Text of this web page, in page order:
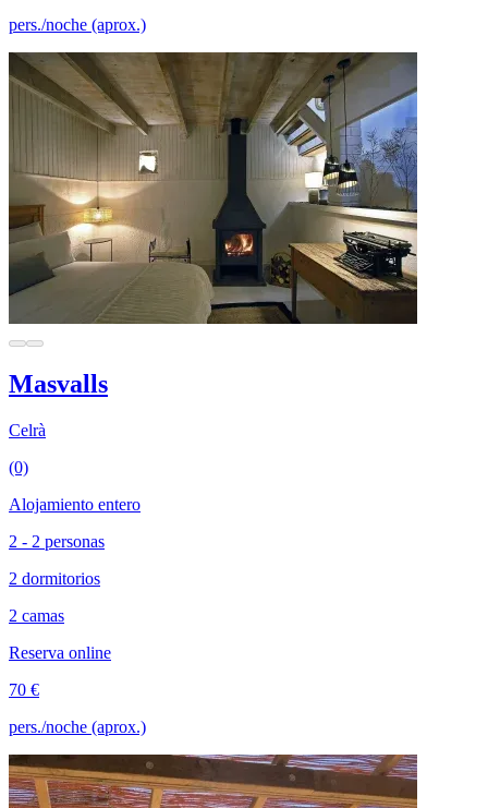
pers./noche (aprox.)
Masvalls
Celrà
(0)
Alojamiento entero
2 - 2 personas
2 dormitorios
2 camas
Reserva online
70 €
pers./noche (aprox.)